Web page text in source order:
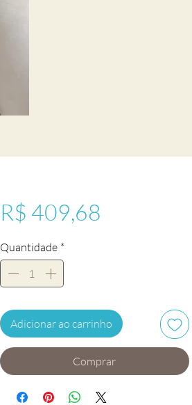
R$ 409,68
Quantidade *
Adicionar ao carrinho
Comprar